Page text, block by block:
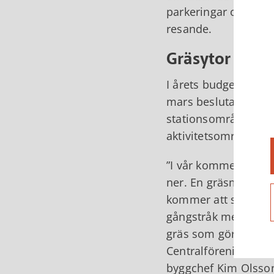
parkeringar och
resande.
Gräsytor och
I årets budget finns
mars beslutade
stationsområdet.
aktivitetsområde
I vår kommer
ner. En gräsmatta
kommer att skapas
gångstråk mellan
gräs som gör att
Centralföreningens
byggchef Kim